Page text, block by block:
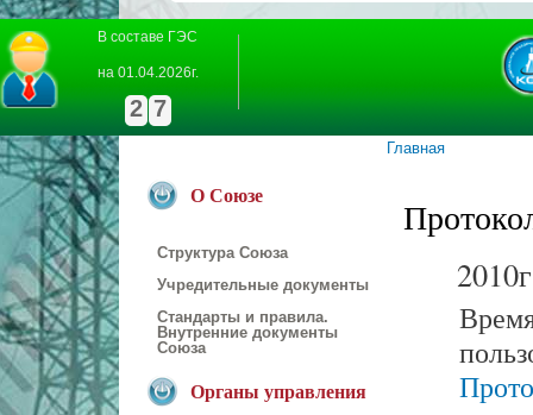
В составе ГЭС
на 01.04.2026г.
2 7
Главная
О Союзе
Структура Союза
Учредительные документы
Стандарты и правила.
Внутренние документы
Союза
Органы управления